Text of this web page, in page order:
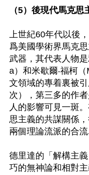
（5）後現代馬克思
上世紀60年代以後
爲美國學術界馬克
武器，其代表人物
a）和米歇爾‧福柯
文領域的專着裏被
次），第三多的作
人的影響可見一斑
思主義的共謀關係
兩個理論流派的合
德里達的「解構主
巧的無神論和相對